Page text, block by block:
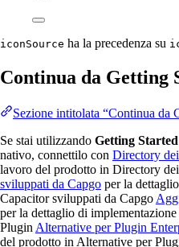
iconSource ha la precedenza su
Continua da Getting
Sezione intitolata “Continua da
Se stai utilizzando Getting Started
nativo, connettilo con Directory
lavoro del prodotto in Directory
sviluppati da Capgo per la
Capacitor sviluppati da Capgo
per la dettaglio di
Plugin Alternative per Plugin
del prodotto in Alternative per